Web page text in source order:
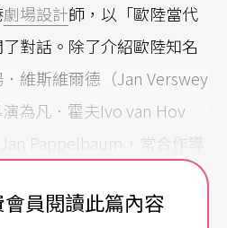
劇場設計師，以「歐陸當代
對話。除了介紹歐陸知名
維斯維爾德（Jan Verswey
為凡．霍夫Ivo van Hov
Pappelbaum，常合作導
Ostermeier）及安娜．薇
，時常合作的劇場導演
員閱讀此篇內容